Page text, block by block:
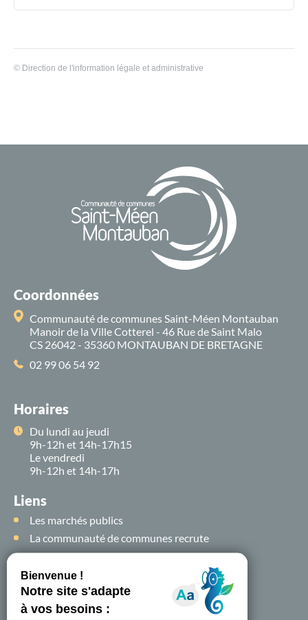
© Direction de l'information légale et administrative
Coordonnées
Communauté de communes Saint-Méen Montauban
Manoir de la Ville Cotterel - 46 Rue de Saint Malo
CS 26042 - 35360 MONTAUBAN DE BRETAGNE
02 99 06 54 92
Horaires
Du lundi au jeudi
9h-12h et 14h-17h15
Le vendredi
9h-12h et 14h-17h
Liens
Les marchés publics
La communauté de communes recrute
Suivez-nous sur
les
réseaux sociaux !